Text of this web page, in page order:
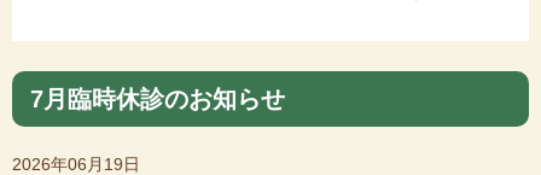
7月臨時休診のお知らせ
2026年06月19日